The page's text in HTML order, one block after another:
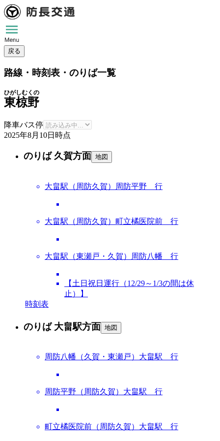
戻る
路線・時刻表・のりば一覧
東椋野
ひがしむくの
降車バス停
2025年8月10日 時点
のりば 久賀方面 地図
大畠駅（周防久賀）周防平野 行
大畠駅（周防久賀）町立橘医院前 行
大畠駅（東瀬戸・久賀）周防八幡 行
【土日祝日運行（12/29～1/3の間は休
止）】
時刻表
のりば 大畠駅方面 地図
周防八幡（久賀・東瀬戸）大畠駅 行
周防平野（周防久賀）大畠駅 行
町立橘医院前（周防久賀）大畠駅 行